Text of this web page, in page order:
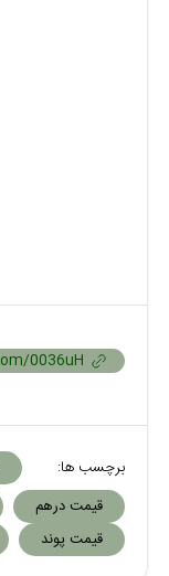
برچسب ها:
قیمت درهم
قیمت پوند